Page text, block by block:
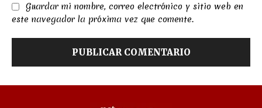
Guardar mi nombre, correo electrónico y sitio web en
este navegador la próxima vez que comente.